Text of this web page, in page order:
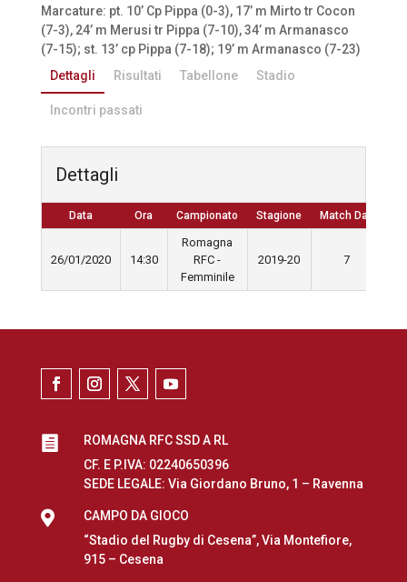
Marcature: pt. 10’ Cp Pippa (0-3), 17’ m Mirto tr Cocon
(7-3), 24’ m Merusi tr Pippa (7-10), 34’ m Armanasco
(7-15); st. 13’ cp Pippa (7-18); 19’ m Armanasco (7-23)
Dettagli
Risultati Tabellone Stadio
Incontri passati
Dettagli
Data Ora Campionato Stagione Match Day
26/01/2020 14:30
Romagna
RFC -
Femminile
2019-20 7

ROMAGNA RFC SSD A RL
CF. E P.IVA: 02240650396
SEDE LEGALE: Via Giordano Bruno, 1 – Ravenna

CAMPO DA GIOCO
“Stadio del Rugby di Cesena”, Via Montefiore,
915 – Cesena